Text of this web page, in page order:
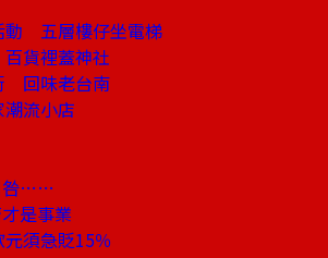
動 五層樓仔坐電梯
貨裡蓋神社
回味老台南
流小店
咎……
是事業
須急貶15％